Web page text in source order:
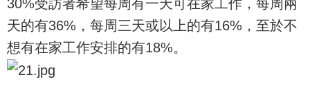
30%受訪者希望每周有一天可在家工作，每周兩
天的有36%，每周三天或以上的有16%，至於不
想有在家工作安排的有18%。